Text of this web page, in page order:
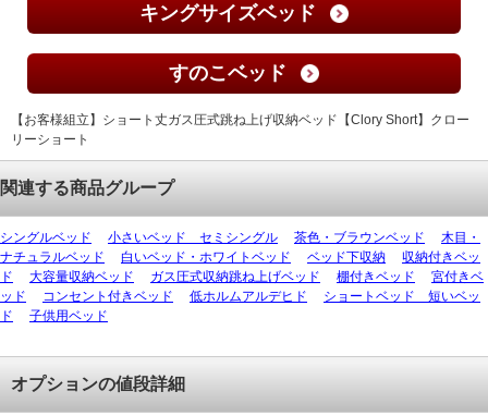
キングサイズベッド
すのこベッド
【お客様組立】ショート丈ガス圧式跳ね上げ収納ベッド【Clory Short】クロー
リーショート
関連する商品グループ
シングルベッド 小さいベッド セミシングル 茶色・ブラウンベッド
木目・
ナチュラルベッド
白いベッド・ホワイトベッド ベッド下収納
収納付きベッ
ド
大容量収納ベッド ガス圧式収納跳ね上げベッド 棚付きベッド
宮付きベ
ッド
コンセント付きベッド 低ホルムアルデヒド
ショートベッド 短いベッ
ド
子供用ベッド
オプションの値段詳細